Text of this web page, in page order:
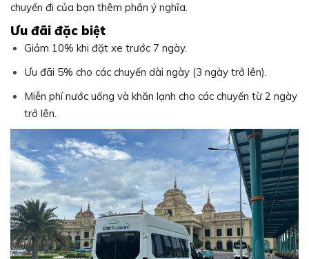
chuyến đi của bạn thêm phần ý nghĩa.
Ưu đãi đặc biệt
Giảm 10% khi đặt xe trước 7 ngày.
Ưu đãi 5% cho các chuyến dài ngày (3 ngày trở lên).
Miễn phí nước uống và khăn lạnh cho các chuyến từ 2 ngày
trở lên.